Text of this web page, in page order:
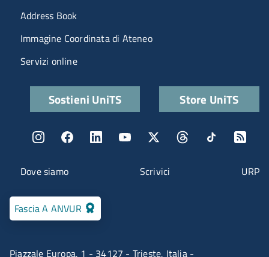
Piazzale Europa, 1 - 34127 - Trieste, Italia -
Fascia A ANVUR
Menu contatti
Dove siamo Scrivici URP
Menu portale
Address Book
Immagine Coordinata di Ateneo
Servizi online
Quick linksSostieni UniTS Store UniTS
Menu social